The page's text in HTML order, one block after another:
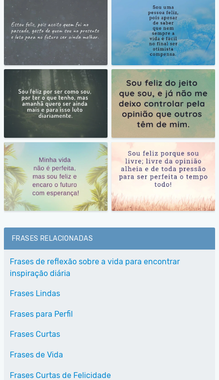
FRASES RELACIONADAS
Frases de reflexão sobre a vida para encontrar
inspiração diária
Frases Lindas
Frases para Perfil
Frases Curtas
Frases de Vida
Frases Curtas de Felicidade